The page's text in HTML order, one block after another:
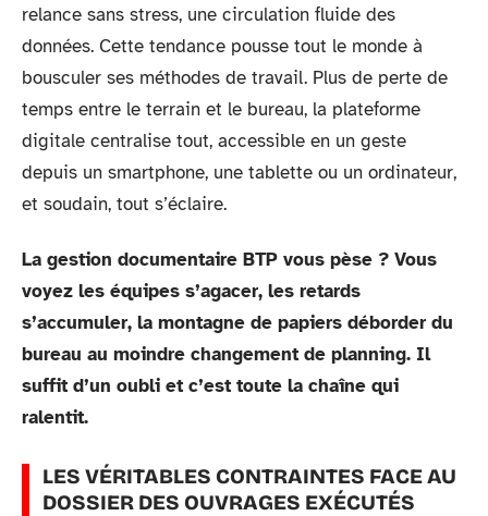
relance sans stress, une circulation fluide des
données. Cette tendance pousse tout le monde à
bousculer ses méthodes de travail. Plus de perte de
temps entre le terrain et le bureau, la plateforme
digitale centralise tout, accessible en un geste
depuis un smartphone, une tablette ou un ordinateur,
et soudain, tout s’éclaire.
La gestion documentaire BTP vous pèse ? Vous
voyez les équipes s’agacer, les retards
s’accumuler, la montagne de papiers déborder du
bureau au moindre changement de planning. Il
suffit d’un oubli et c’est toute la chaîne qui
ralentit.
LES VÉRITABLES CONTRAINTES FACE AU
DOSSIER DES OUVRAGES EXÉCUTÉS